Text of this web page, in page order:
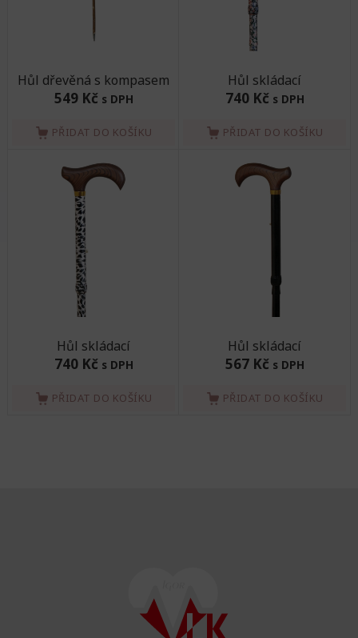
Hůl dřevěná s kompasem
549 Kč s DPH
PŘIDAT DO KOŠÍKU
Hůl skládací
740 Kč s DPH
PŘIDAT DO KOŠÍKU
Hůl skládací
740 Kč s DPH
PŘIDAT DO KOŠÍKU
Hůl skládací
567 Kč s DPH
PŘIDAT DO KOŠÍKU